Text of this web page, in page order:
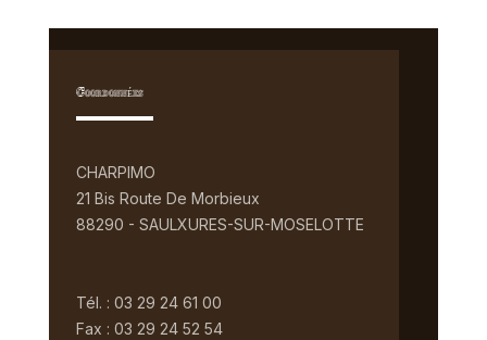
Coordonnées
CHARPIMO
21 Bis Route De Morbieux
88290 - SAULXURES-SUR-MOSELOTTE
Tél. : 03 29 24 61 00
Fax : 03 29 24 52 54